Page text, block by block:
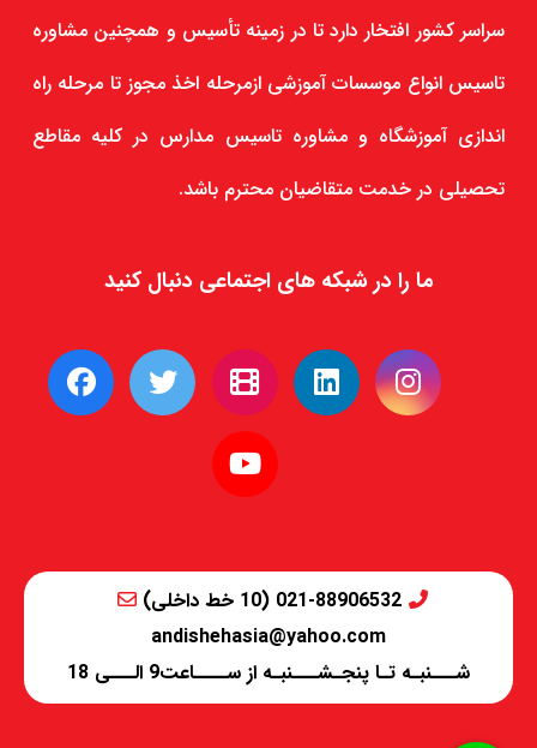
سراسر کشور افتخار دارد تا در زمینه تأسیس و همچنین مشاوره
تاسیس انواع موسسات آموزشی ازمرحله اخذ مجوز تا مرحله راه
اندازی آموزشگاه و مشاوره تاسیس مدارس در کلیه مقاطع
تحصیلی در خدمت متقاضیان محترم باشد.
ما را در شبکه های اجتماعی دنبال کنید
021-88906532 (10 خط داخلی)
andishehasia@yahoo.com
شـــنبـه تـا پنجـشـــنبـه از ســــاعت9 الـــی 18